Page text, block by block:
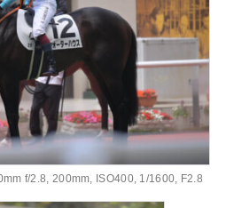
f/2.8, 200mm, ISO400, 1/1600, F2.8